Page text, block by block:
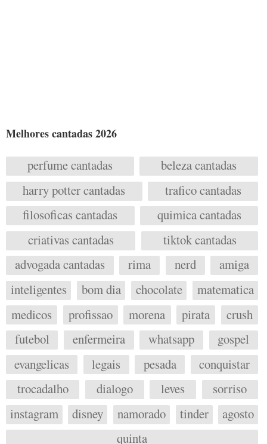
Melhores cantadas 2026
perfume cantadas
beleza cantadas
harry potter cantadas
trafico cantadas
filosoficas cantadas
quimica cantadas
criativas cantadas
tiktok cantadas
advogada cantadas
rima nerd
amiga
inteligentes
bom dia chocolate
matematica
medicos
profissao morena pirata
crush
futebol
enfermeira whatsapp
gospel
evangelicas
legais pesada
conquistar
trocadalho
dialogo leves
sorriso
instagram
disney namorado tinder
agosto
quinta